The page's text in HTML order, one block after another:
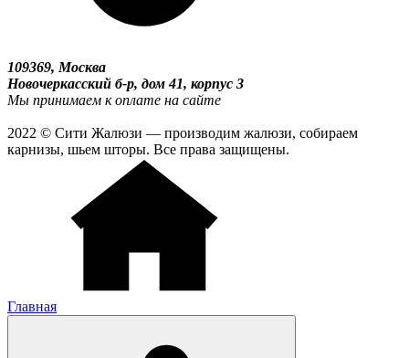
109369, Москва
Новочеркасский б-р, дом 41, корпус 3
Мы принимаем к оплате на сайте
2022 © Сити Жалюзи — производим жалюзи, собираем
карнизы, шьем шторы. Все права защищены.
Главная